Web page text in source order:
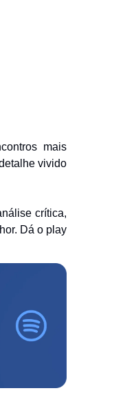
mais
vivido
crítica,
Dá o play